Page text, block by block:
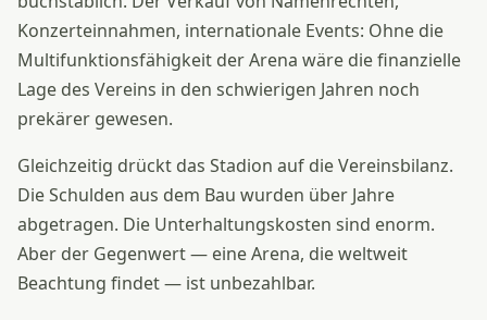
Konzerteinnahmen, internationale Events: Ohne die
Multifunktionsfähigkeit der Arena wäre die finanzielle
Lage des Vereins in den schwierigen Jahren noch
prekärer gewesen.
Gleichzeitig drückt das Stadion auf die Vereinsbilanz.
Die Schulden aus dem Bau wurden über Jahre
abgetragen. Die Unterhaltungskosten sind enorm.
Aber der Gegenwert — eine Arena, die weltweit
Beachtung findet — ist unbezahlbar.